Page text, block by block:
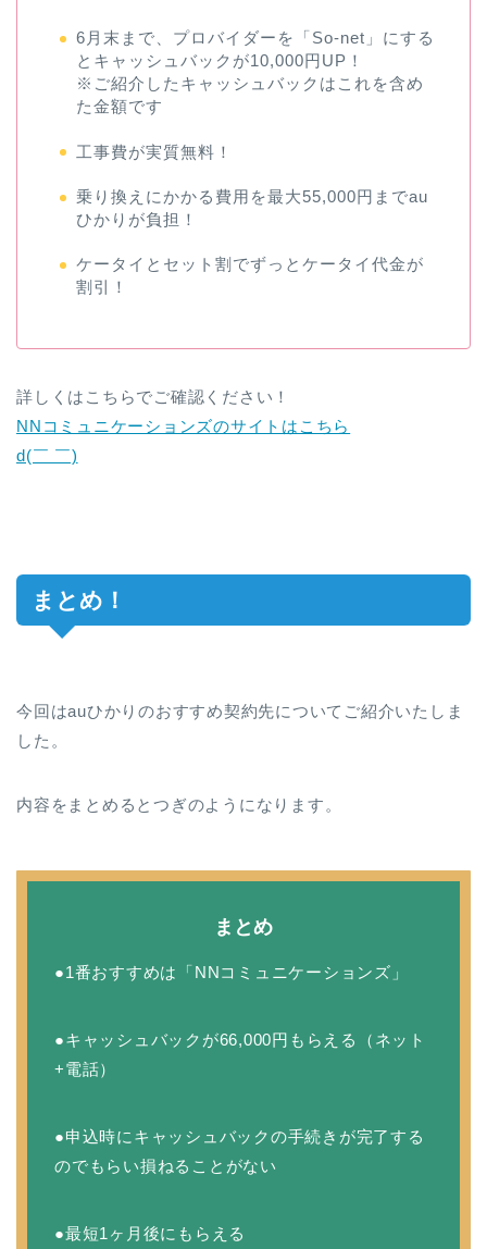
6月末まで、プロバイダーを「So-net」にする
とキャッシュバックが10,000円UP！
※ご紹介したキャッシュバックはこれを含め
た金額です
工事費が実質無料！
乗り換えにかかる費用を最大55,000円までau
ひかりが負担！
ケータイとセット割でずっとケータイ代金が
割引！
詳しくはこちらでご確認ください！
NNコミュニケーションズのサイトはこちら
d(￣ ￣)
まとめ！
今回はauひかりのおすすめ契約先についてご紹介いたしま
した。
内容をまとめるとつぎのようになります。
まとめ
●1番おすすめは「NNコミュニケーションズ」
●キャッシュバックが66,000円もらえる（ネット
+電話）
●申込時にキャッシュバックの手続きが完了する
のでもらい損ねることがない
●最短1ヶ月後にもらえる